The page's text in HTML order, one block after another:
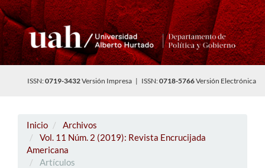
ISSN:0719-3432Versión Impresa | ISSN:0718-5766Versión Electrónica
Inicio
Archivos
Vol. 11 Núm. 2 (2019): Revista Encrucijada
Americana
Artículos